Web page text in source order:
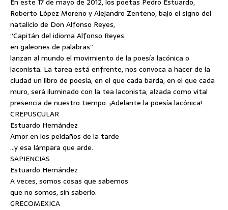
En este 17 de mayo de 2012, los poetas Pedro Estuardo,
Roberto López Moreno y Alejandro Zenteno, bajo el signo del
natalicio de Don Alfonso Reyes,
“Capitán del idioma Alfonso Reyes
en galeones de palabras”
lanzan al mundo el movimiento de la poesía lacónica o
laconista. La tarea está enfrente, nos convoca a hacer de la
ciudad un libro de poesía, en el que cada barda, en el que cada
muro, será iluminado con la tea laconista, alzada como vital
presencia de nuestro tiempo. ¡Adelante la poesía lacónica!
CREPUSCULAR
Estuardo Hernández
Amor en los peldaños de la tarde
…y esa lámpara que arde.
SAPIENCIAS
Estuardo Hernández
A veces, somos cosas que sabemos
que no somos, sin saberlo.
GRECOMEXICA